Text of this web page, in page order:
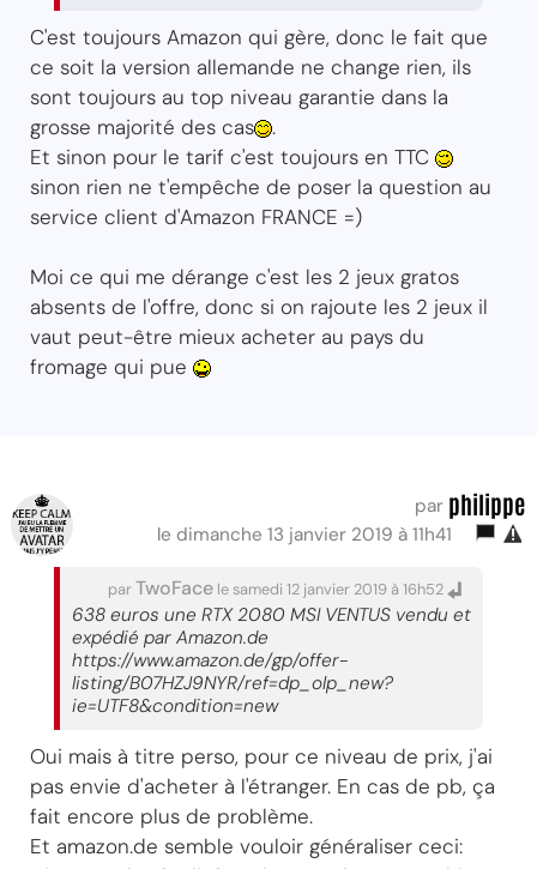
C'est toujours Amazon qui gère, donc le fait que
ce soit la version allemande ne change rien, ils
sont toujours au top niveau garantie dans la
grosse majorité des cas
.
Et sinon pour le tarif c'est toujours en TTC
sinon rien ne t'empêche de poser la question au
service client d'Amazon FRANCE =)
Moi ce qui me dérange c'est les 2 jeux gratos
absents de l'offre, donc si on rajoute les 2 jeux il
vaut peut-être mieux acheter au pays du
fromage qui pue
par philippe
le dimanche 13 janvier 2019 à 11h41
parTwoFace le samedi 12 janvier 2019 à 16h52
638 euros une RTX 2080 MSI VENTUS vendu et
expédié par Amazon.de
https://www.amazon.de/gp/offer-
listing/B07HZJ9NYR/ref=dp_olp_new?
ie=UTF8&condition=new
Oui mais à titre perso, pour ce niveau de prix, j'ai
pas envie d'acheter à l'étranger. En cas de pb, ça
fait encore plus de problème.
Et amazon.de semble vouloir généraliser ceci: